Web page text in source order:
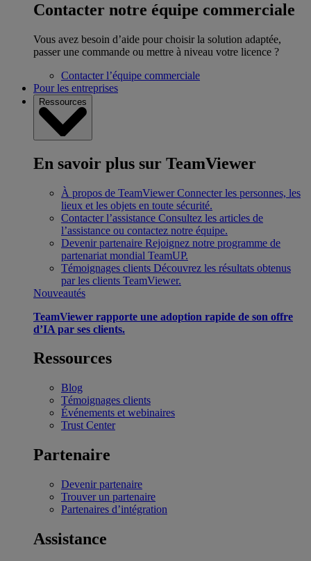
Contacter notre équipe commerciale
Vous avez besoin d’aide pour choisir la solution adaptée,
passer une commande ou mettre à niveau votre licence ?
Contacter l’équipe commerciale
Pour les entreprises
Ressources
En savoir plus sur TeamViewer
À propos de TeamViewer Connecter les personnes, les
lieux et les objets en toute sécurité.
Contacter l’assistance Consultez les articles de
l’assistance ou contactez notre équipe.
Devenir partenaire Rejoignez notre programme de
partenariat mondial TeamUP.
Témoignages clients Découvrez les résultats obtenus
par les clients TeamViewer.
Nouveautés
TeamViewer rapporte une adoption rapide de son offre
d’IA par ses clients.
Ressources
Blog
Témoignages clients
Événements et webinaires
Trust Center
Partenaire
Devenir partenaire
Trouver un partenaire
Partenaires d’intégration
Assistance